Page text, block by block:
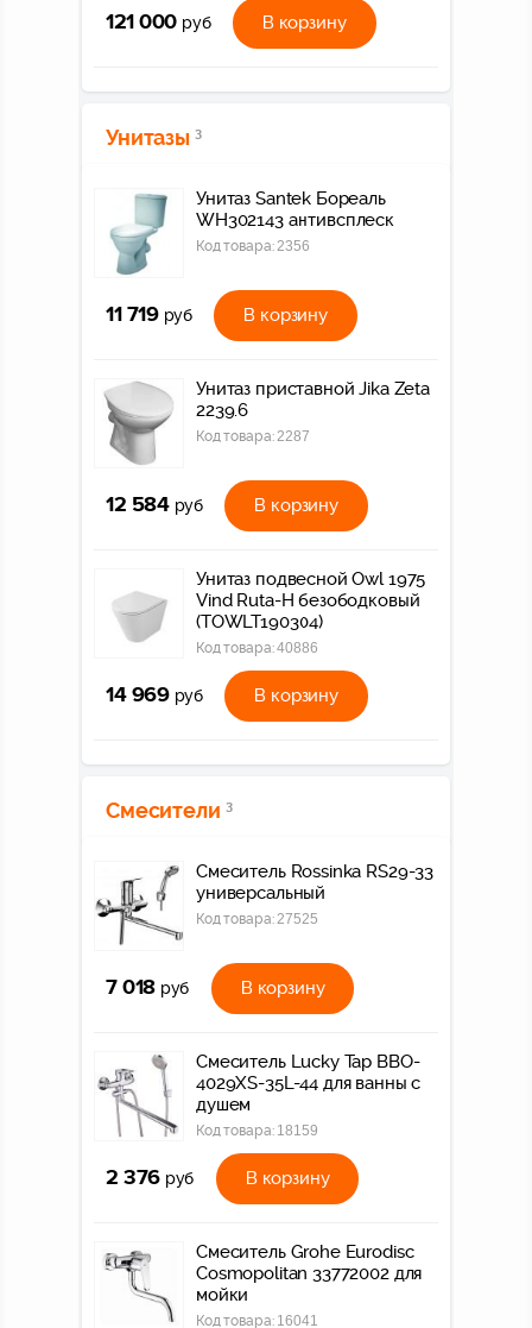
121 000 руб В корзину
Унитазы 3
Унитаз Santek Бореаль
WH302143 антивсплеск
Код товара:2356
11 719 руб В корзину
Унитаз приставной Jika Zeta
2239.6
Код товара:2287
12 584 руб В корзину
Унитаз подвесной Owl 1975
Vind Ruta-H безободковый
(TOWLT190304)
Код товара:40886
14 969 руб В корзину
Смесители 3
Смеситель Rossinka RS29-33
универсальный
Код товара:27525
7 018 руб В корзину
Смеситель Lucky Tap BBO-
4029XS-35L-44 для ванны с
душем
Код товара: 18159
2 376 руб В корзину
Смеситель Grohe Eurodisc
Cosmopolitan 33772002 для
мойки
Код товара: 16041